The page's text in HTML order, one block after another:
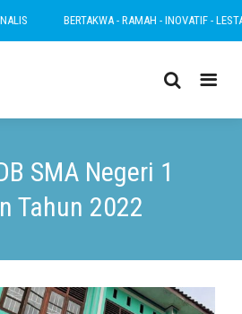
BERTAKWA - RAMAH - INOVATIF - LESTARI
SMA Negeri 1
Tahun 2022